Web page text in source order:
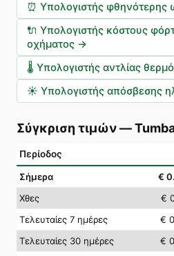
⏰ Υπολογιστής φθηνότερης
🔌 Υπολογιστής κόστους
οχήματος →
🌡️ Υπολογιστής αντλίας
☀️ Υπολογιστής απόσβεσης
Σύγκριση τιμών—
Περίοδος
Σήμερα €
Χθες
€
Τελευταίες 7 ημέρες
€
Τελευταίες 30 ημέρες
€